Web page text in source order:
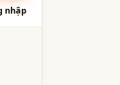
nhập